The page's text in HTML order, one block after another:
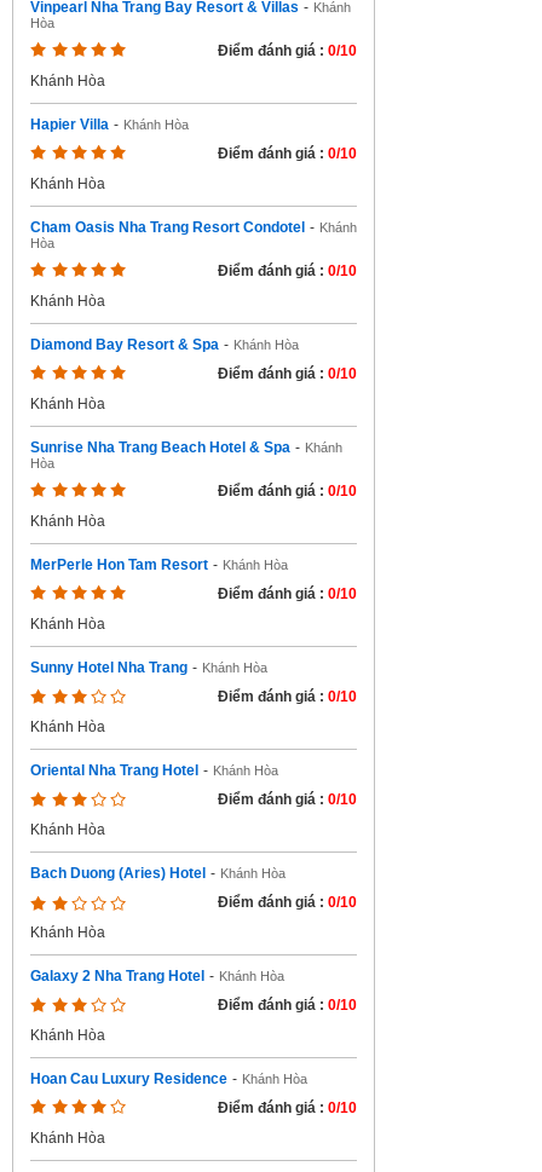
Vinpearl Nha Trang Bay Resort & Villas - Khánh
Hòa
Điểm đánh giá : 0/10
Khánh Hòa
Hapier Villa - Khánh Hòa
Điểm đánh giá : 0/10
Khánh Hòa
Cham Oasis Nha Trang Resort Condotel - Khánh
Hòa
Điểm đánh giá : 0/10
Khánh Hòa
Diamond Bay Resort & Spa - Khánh Hòa
Điểm đánh giá : 0/10
Khánh Hòa
Sunrise Nha Trang Beach Hotel & Spa - Khánh
Hòa
Điểm đánh giá : 0/10
Khánh Hòa
MerPerle Hon Tam Resort - Khánh Hòa
Điểm đánh giá : 0/10
Khánh Hòa
Sunny Hotel Nha Trang - Khánh Hòa
Điểm đánh giá : 0/10
Khánh Hòa
Oriental Nha Trang Hotel - Khánh Hòa
Điểm đánh giá : 0/10
Khánh Hòa
Bach Duong (Aries) Hotel - Khánh Hòa
Điểm đánh giá : 0/10
Khánh Hòa
Galaxy 2 Nha Trang Hotel - Khánh Hòa
Điểm đánh giá : 0/10
Khánh Hòa
Hoan Cau Luxury Residence - Khánh Hòa
Điểm đánh giá : 0/10
Khánh Hòa